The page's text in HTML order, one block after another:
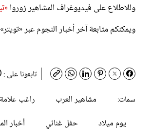
وللاطلاع على فيديوغراف المشاهير زوروا
ويمكنكم متابعة آخر أخبار النجوم عبر «تويتر»
تابعونا على :
سمات:
مشاهير العرب راغب علامة
يوم ميلاد
حفل غنائي
أخبار